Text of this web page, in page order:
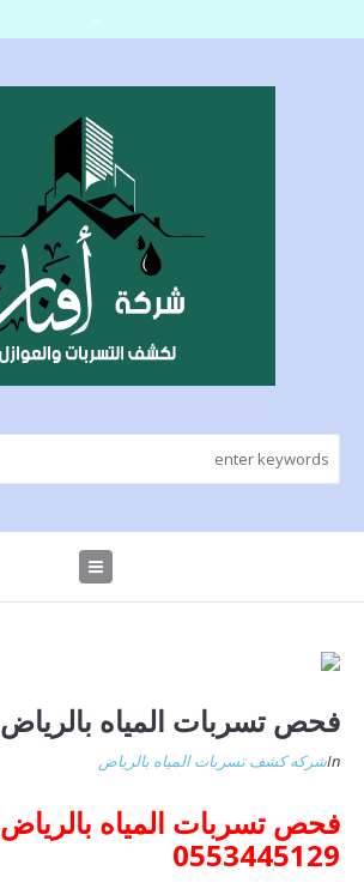
فحص تسربات المياه بالرياض
Inشركه كشف تسربات المياه بالرياض
فحص تسربات المياه بالرياض
0553445129